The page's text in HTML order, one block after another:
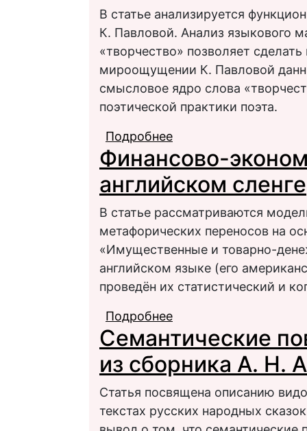
В статье анализируется
К. Павловой. Анализ языкового
«творчество» позволяет
мироощущении К. Павловой
смысловое ядро слова
поэтической практики поэта.
Подробнее
Павловой
Финансово-
английском сленге
В статье рассматриваются
метафорических переносов на
«Имущественные и товарно-
английском языке (его
проведён их статистический и
Подробнее
Семантические
из сборника А. Н.
Статья посвящена описанию
текстах русских народных